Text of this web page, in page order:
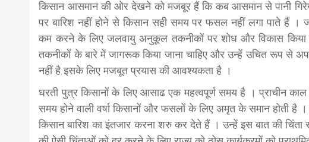
किसान आसमान की ओर देखने को मजबूर हैं कि कब आसमान से पानी
पर बारिश नहीं होने से किसान सही समय पर फसल नहीं लगा पाते हैं ।
कम करने के लिए जलवायु अनुकूल तकनीकों पर शोध और विकास किया
तकनीकों के बारे में जागरूक किया जाना चाहिए और उन्हें उचित रूप से
नहीं है इसके लिए मजबूत प्रयास की आवश्यकता है ।
धरती पुत्र किसानों के लिए आसाढ एक महत्वपूर्ण समय है । प्राचीन
समय होने वाली वर्षा किसानों और फसलों के लिए अमृत के समान होती
किसान बारिश का इंतजार करना शरु कर देते हैं । उन्हें इस बात की चिंता